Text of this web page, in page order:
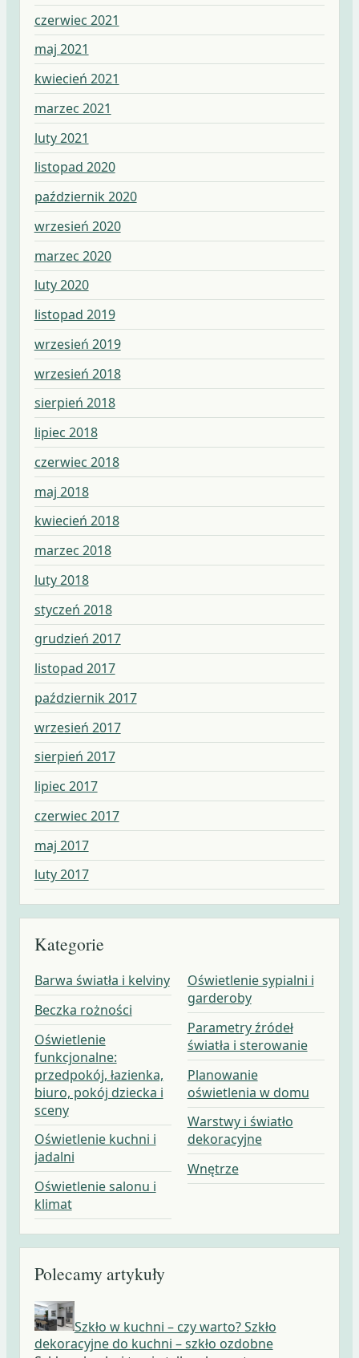
czerwiec 2021
maj 2021
kwiecień 2021
marzec 2021
luty 2021
listopad 2020
październik 2020
wrzesień 2020
marzec 2020
luty 2020
listopad 2019
wrzesień 2019
wrzesień 2018
sierpień 2018
lipiec 2018
czerwiec 2018
maj 2018
kwiecień 2018
marzec 2018
luty 2018
styczeń 2018
grudzień 2017
listopad 2017
październik 2017
wrzesień 2017
sierpień 2017
lipiec 2017
czerwiec 2017
maj 2017
luty 2017
Kategorie
Barwa światła i kelviny
Beczka rożności
Oświetlenie
funkcjonalne:
przedpokój, łazienka,
biuro, pokój dziecka i
sceny
Oświetlenie kuchni i
jadalni
Oświetlenie salonu i
klimat
Oświetlenie sypialni i
garderoby
Parametry źródeł
światła i sterowanie
Planowanie
oświetlenia w domu
Warstwy i światło
dekoracyjne
Wnętrze
Polecamy artykuły
Szkło w kuchni – czy warto? Szkło
dekoracyjne do kuchni – szkło ozdobne